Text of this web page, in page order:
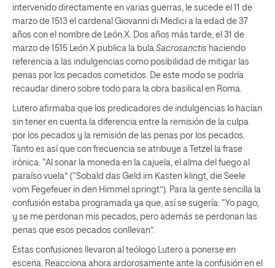
intervenido directamente en varias guerras, le sucede el 11 de
marzo de 1513 el cardenal Giovanni di Medici a la edad de 37
años con el nombre de León X. Dos años más tarde, el 31 de
marzo de 1515 León X publica la bula Sacrosanctis haciendo
referencia a las indulgencias como posibilidad de mitigar las
penas por los pecados cometidos. De este modo se podría
recaudar dinero sobre todo para la obra basilical en Roma.
Lutero afirmaba que los predicadores de indulgencias lo hacían
sin tener en cuenta la diferencia entre la remisión de la culpa
por los pecados y la remisión de las penas por los pecados.
Tanto es así que con frecuencia se atribuye a Tetzel la frase
irónica: “Al sonar la moneda en la cajuela, el alma del fuego al
paraíso vuela” (“Sobald das Geld im Kasten klingt, die Seele
vom Fegefeuer in den Himmel springt”). Para la gente sencilla la
confusión estaba programada ya que, así se sugería: “Yo pago,
y se me perdonan mis pecados, pero además se perdonan las
penas que esos pecados conllevan”.
Estas confusiones llevaron al teólogo Lutero a ponerse en
escena. Reacciona ahora ardorosamente ante la confusión en el